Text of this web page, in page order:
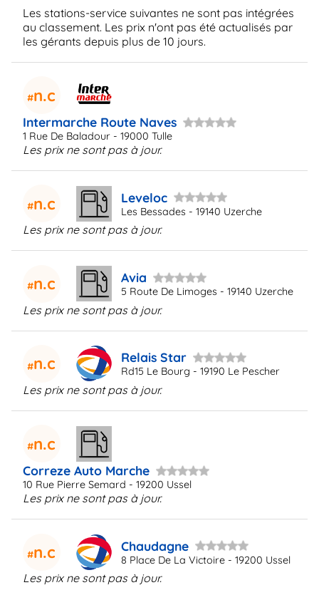
Les stations-service suivantes ne sont pas intégrées
au classement. Les prix n'ont pas été actualisés par
les gérants depuis plus de 10 jours.
n.c
Intermarche Route Naves
1 Rue De Baladour - 19000 Tulle
Les prix ne sont pas à jour.
n.c Leveloc
Les Bessades - 19140 Uzerche
Les prix ne sont pas à jour.
n.c Avia
5 Route De Limoges - 19140 Uzerche
Les prix ne sont pas à jour.
n.c Relais Star
Rd15 Le Bourg - 19190 Le Pescher
Les prix ne sont pas à jour.
n.c
Correze Auto Marche
10 Rue Pierre Semard - 19200 Ussel
Les prix ne sont pas à jour.
n.c Chaudagne
8 Place De La Victoire - 19200 Ussel
Les prix ne sont pas à jour.